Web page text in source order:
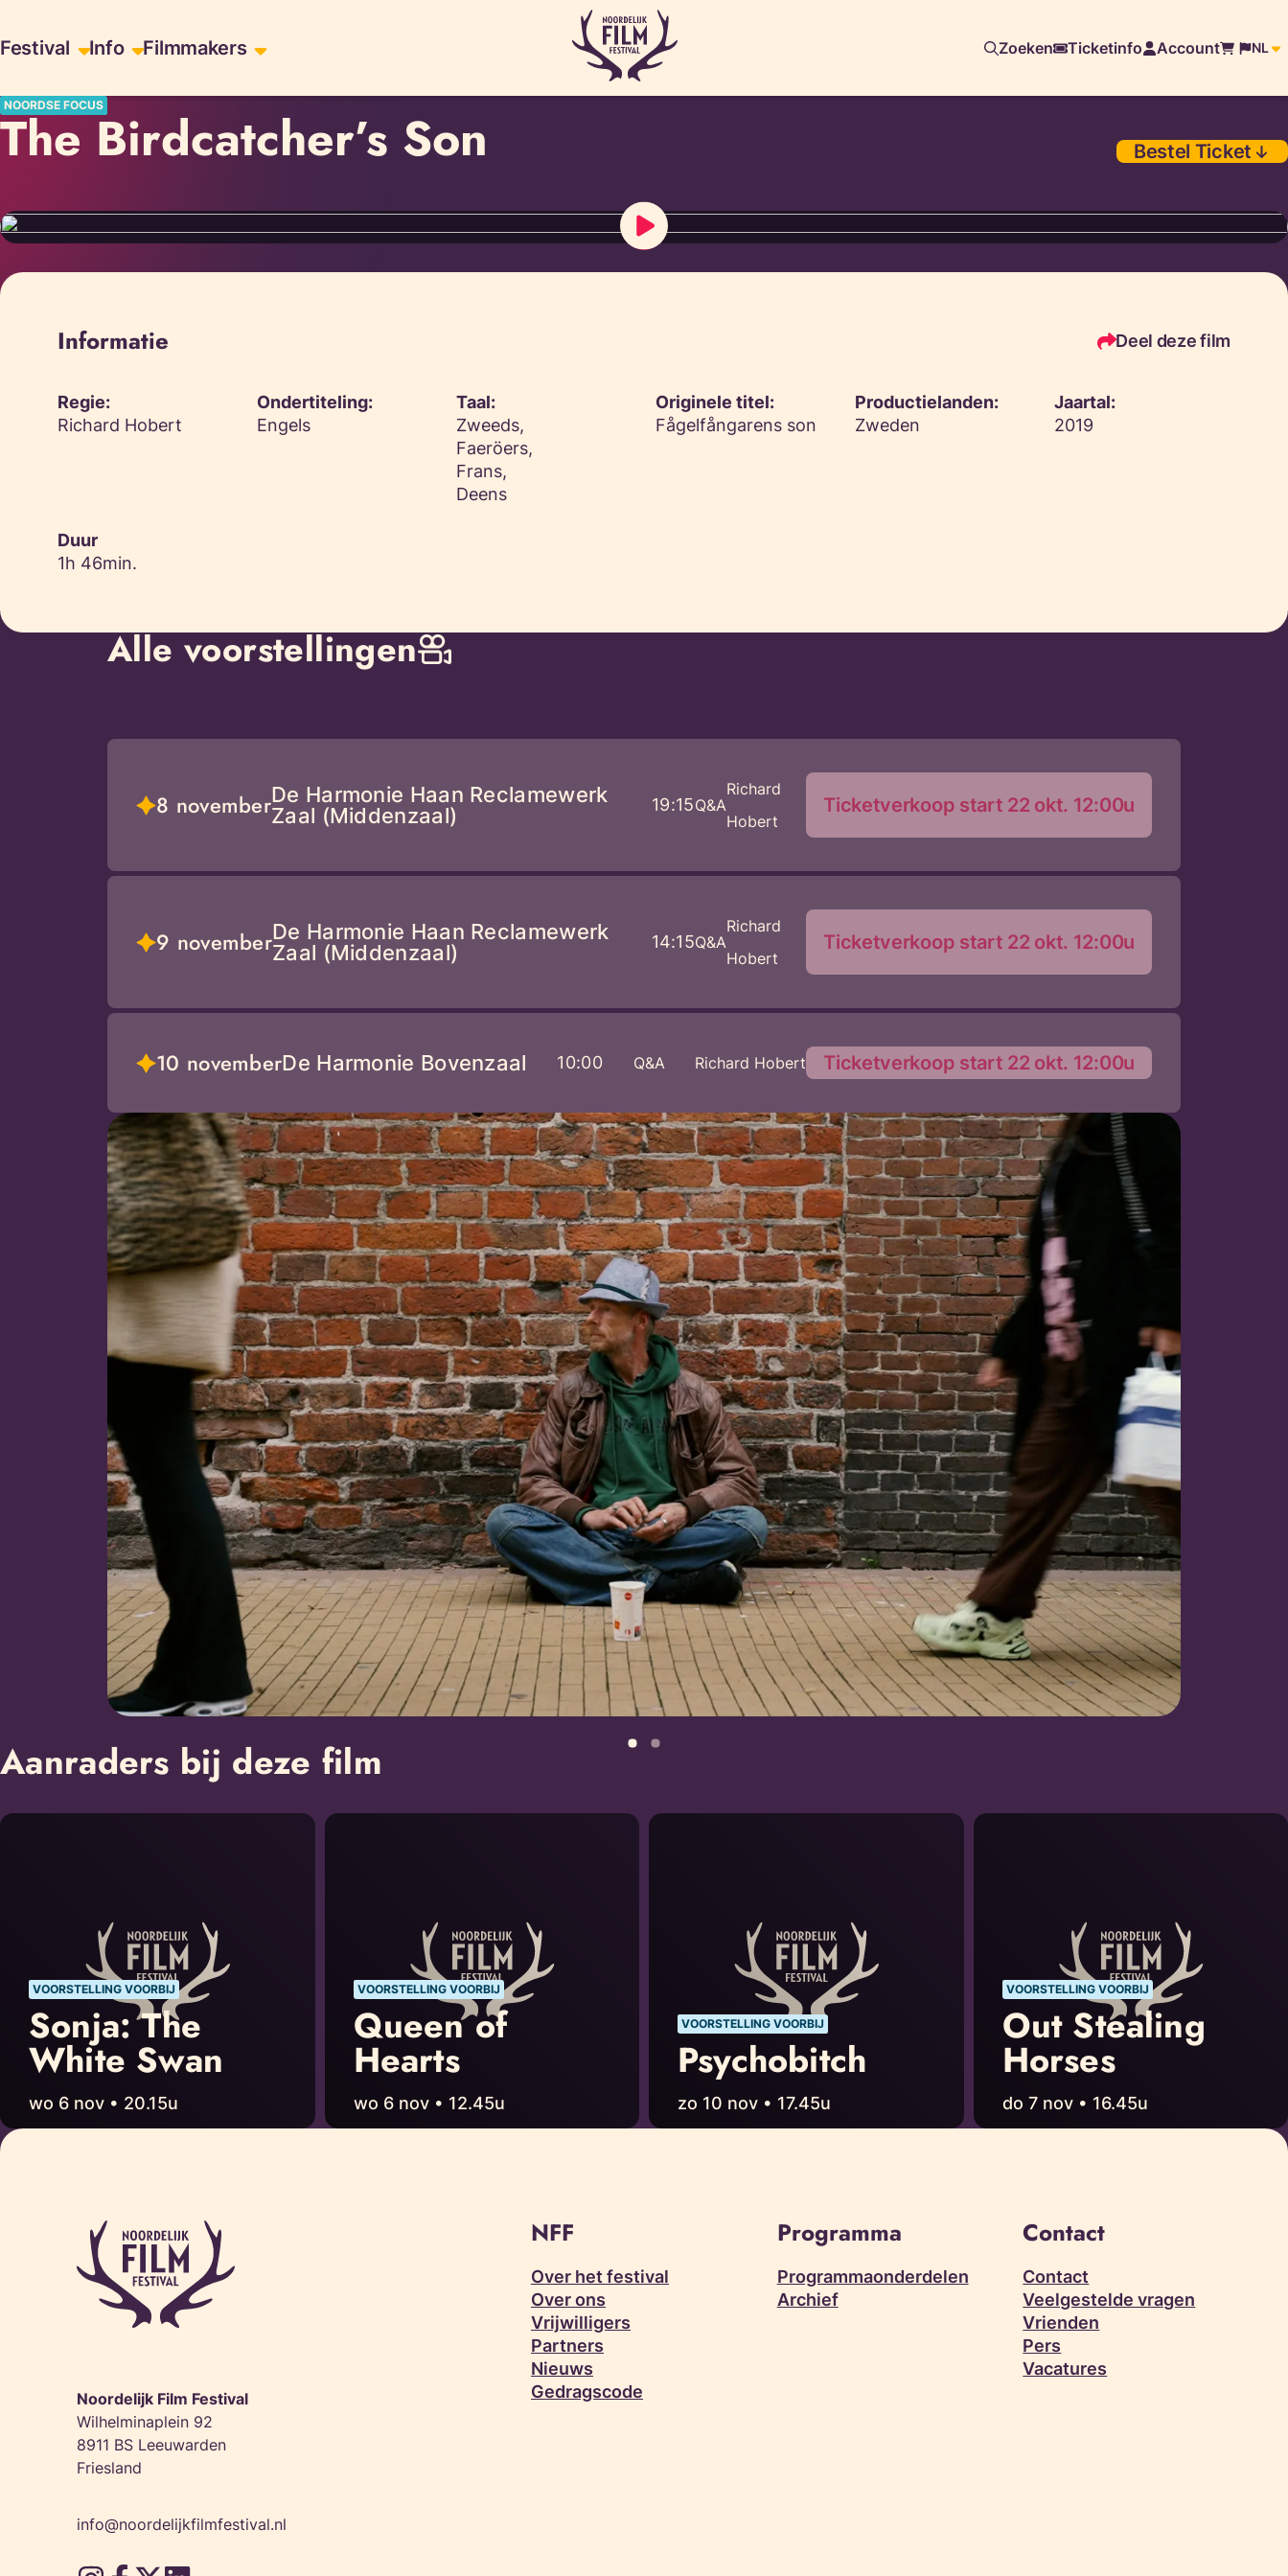
Festival Info Filmmakers Zoeken Ticketinfo Account NL
NOORDSE FOCUS
The Birdcatcher’s Son Bestel Ticket
Informatie Deel deze film
Regie:
Richard Hobert
Ondertiteling:
Engels
Taal:
Zweeds,
Faeröers,
Frans,
Deens
Originele titel:
Fågelfångarens son
Productielanden:
Zweden
Jaartal:
2019
Duur
1h 46min.
Alle voorstellingen
8 novemberDe Harmonie Haan Reclamewerk
Zaal (Middenzaal)
19:15Q&A
Richard
Hobert
Ticketverkoop start 22 okt. 12:00u
9 novemberDe Harmonie Haan Reclamewerk
Zaal (Middenzaal)
14:15Q&A
Richard
Hobert
Ticketverkoop start 22 okt. 12:00u
10 novemberDe Harmonie Bovenzaal 10:00 Q&A Richard Hobert Ticketverkoop start 22 okt. 12:00u
Aanraders bij deze film
VOORSTELLING VOORBIJ
Sonja: The
White Swan
wo 6 nov • 20.15u
VOORSTELLING VOORBIJ
Queen of
Hearts
wo 6 nov • 12.45u
VOORSTELLING VOORBIJ
Psychobitch
zo 10 nov • 17.45u
VOORSTELLING VOORBIJ
Out Stealing
Horses
do 7 nov • 16.45u
Noordelijk Film Festival
Wilhelminaplein 92
8911 BS Leeuwarden
Friesland
info@noordelijkfilmfestival.nl
NFF
Over het festival
Over ons
Vrijwilligers
Partners
Nieuws
Gedragscode
Programma
Programmaonderdelen
Archief
Contact
Contact
Veelgestelde vragen
Vrienden
Pers
Vacatures